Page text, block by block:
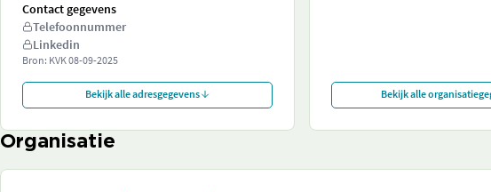
Contact gegevens
Telefoonnummer
Linkedin
Bron: KVK08-09-2025
Bekijk alle adresgegevens Bekijk alle
Organisatie